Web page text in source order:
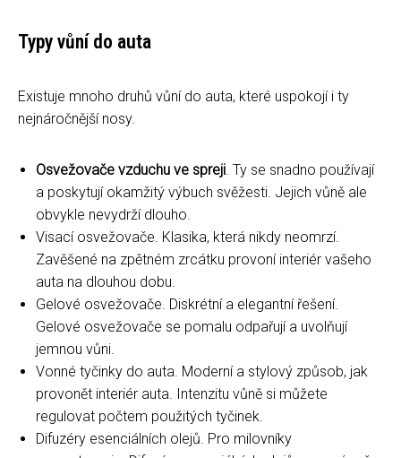
Typy vůní do auta
Existuje mnoho druhů vůní do auta, které uspokojí i ty
nejnáročnější nosy.
Osvežovače vzduchu ve spreji. Ty se snadno používají
a poskytují okamžitý výbuch svěžesti. Jejich vůně ale
obvykle nevydrží dlouho.
Visací osvežovače. Klasika, která nikdy neomrzí.
Zavěšené na zpětném zrcátku provoní interiér vašeho
auta na dlouhou dobu.
Gelové osvežovače. Diskrétní a elegantní řešení.
Gelové osvežovače se pomalu odpařují a uvolňují
jemnou vůni.
Vonné tyčinky do auta. Moderní a stylový způsob, jak
provonět interiér auta. Intenzitu vůně si můžete
regulovat počtem použitých tyčinek.
Difuzéry esenciálních olejů. Pro milovníky